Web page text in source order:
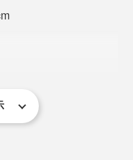
んと軽くなった気が
元、足首、手首……ど
！」とため息が出ま
ろ、全員が私と同じ
うため息を吐きなが
：500Wの電子レンジ